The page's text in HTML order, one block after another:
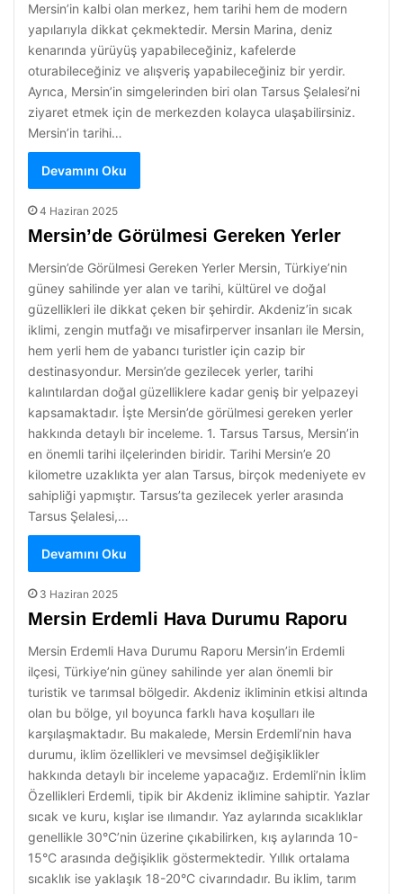
Mersin’in kalbi olan merkez, hem tarihi hem de modern
yapılarıyla dikkat çekmektedir. Mersin Marina, deniz
kenarında yürüyüş yapabileceğiniz, kafelerde
oturabileceğiniz ve alışveriş yapabileceğiniz bir yerdir.
Ayrıca, Mersin’in simgelerinden biri olan Tarsus Şelalesi’ni
ziyaret etmek için de merkezden kolayca ulaşabilirsiniz.
Mersin’in tarihi…
Devamını Oku
4 Haziran 2025
Mersin’de Görülmesi Gereken Yerler
Mersin’de Görülmesi Gereken Yerler Mersin, Türkiye’nin
güney sahilinde yer alan ve tarihi, kültürel ve doğal
güzellikleri ile dikkat çeken bir şehirdir. Akdeniz’in sıcak
iklimi, zengin mutfağı ve misafirperver insanları ile Mersin,
hem yerli hem de yabancı turistler için cazip bir
destinasyondur. Mersin’de gezilecek yerler, tarihi
kalıntılardan doğal güzelliklere kadar geniş bir yelpazeyi
kapsamaktadır. İşte Mersin’de görülmesi gereken yerler
hakkında detaylı bir inceleme. 1. Tarsus Tarsus, Mersin’in
en önemli tarihi ilçelerinden biridir. Tarihi Mersin’e 20
kilometre uzaklıkta yer alan Tarsus, birçok medeniyete ev
sahipliği yapmıştır. Tarsus’ta gezilecek yerler arasında
Tarsus Şelalesi,…
Devamını Oku
3 Haziran 2025
Mersin Erdemli Hava Durumu Raporu
Mersin Erdemli Hava Durumu Raporu Mersin’in Erdemli
ilçesi, Türkiye’nin güney sahilinde yer alan önemli bir
turistik ve tarımsal bölgedir. Akdeniz ikliminin etkisi altında
olan bu bölge, yıl boyunca farklı hava koşulları ile
karşılaşmaktadır. Bu makalede, Mersin Erdemli’nin hava
durumu, iklim özellikleri ve mevsimsel değişiklikler
hakkında detaylı bir inceleme yapacağız. Erdemli’nin İklim
Özellikleri Erdemli, tipik bir Akdeniz iklimine sahiptir. Yazlar
sıcak ve kuru, kışlar ise ılımandır. Yaz aylarında sıcaklıklar
genellikle 30°C’nin üzerine çıkabilirken, kış aylarında 10-
15°C arasında değişiklik göstermektedir. Yıllık ortalama
sıcaklık ise yaklaşık 18-20°C civarındadır. Bu iklim, tarım